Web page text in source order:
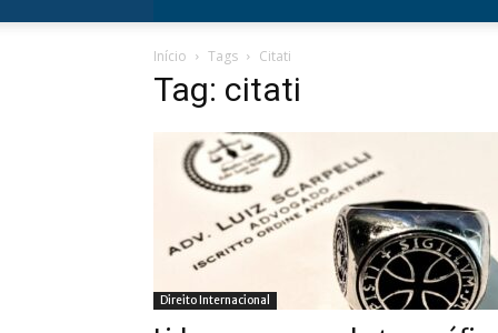
Início Tags Citati
Tag: citati
Direito Internacional